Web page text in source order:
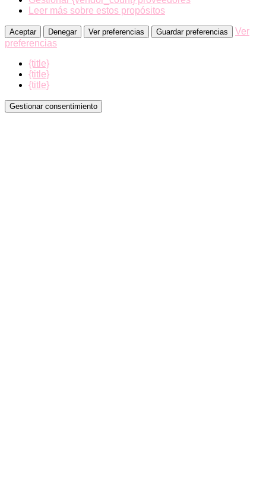
Leer más sobre estos propósitos
Aceptar Denegar Ver preferencias Guardar preferencias
Ver
preferencias
{title}
{title}
{title}
Gestionar consentimiento